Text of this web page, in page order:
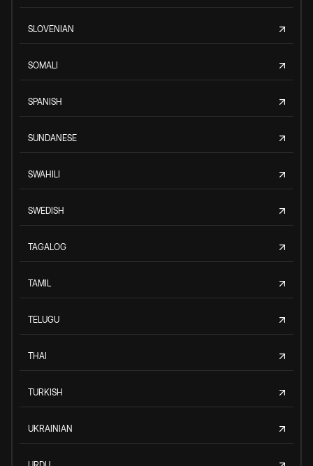
SLOVENIAN
SOMALI
SPANISH
SUNDANESE
SWAHILI
SWEDISH
TAGALOG
TAMIL
TELUGU
THAI
TURKISH
UKRAINIAN